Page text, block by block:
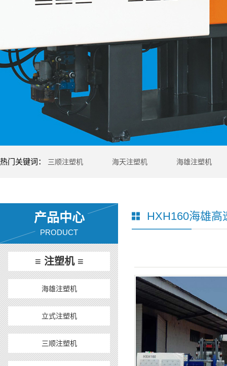
热门关键词： 三顺注塑机 海天注塑机 海雄注塑机
产品中心
PRODUCT
≡ 注塑机 ≡
海雄注塑机
立式注塑机
三顺注塑机
HXH160海雄高